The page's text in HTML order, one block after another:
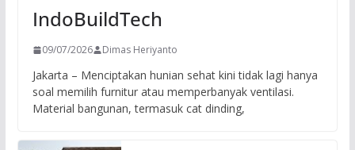
IndoBuildTech
09/07/2026 Dimas Heriyanto
Jakarta – Menciptakan hunian sehat kini tidak lagi hanya
soal memilih furnitur atau memperbanyak ventilasi.
Material bangunan, termasuk cat dinding,